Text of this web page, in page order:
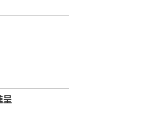
呈